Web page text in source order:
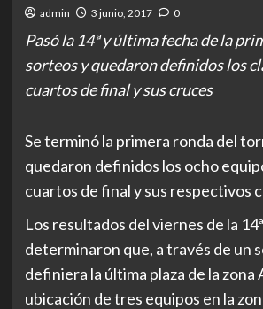
admin 3 junio, 2017 0
Pasó la 14ª y última fecha de la
sorteos y quedaron definidos los
cuartos de final y sus cruces
Se terminó la primera ronda del
quedaron definidos los ocho
cuartos de final y sus respectivos
Los resultados del viernes de la
determinaron que, a través de un
definiera la última plaza de la zona
ubicación de tres equipos en la